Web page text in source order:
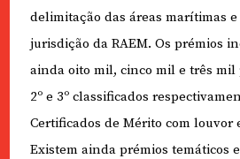
delimitação das áreas marítimas
jurisdição da RAEM. Os prémios
ainda oito mil, cinco mil e três mil
2º e 3º classificados
Certificados de Mérito com louvor
Existem ainda prémios temáticos